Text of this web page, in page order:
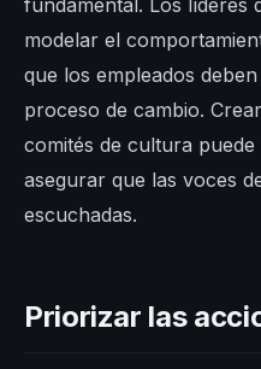
fundamental. Los líderes
modelar el
que los empleados
proceso de cambio.
comités de cultura
asegurar que las voces
escuchadas.
Priorizar las